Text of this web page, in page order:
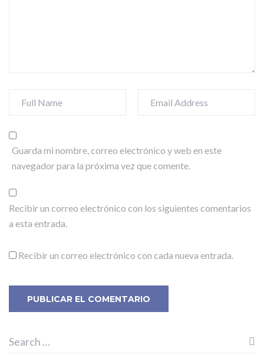
Guarda mi nombre, correo electrónico y web en este
navegador para la próxima vez que comente.
Recibir un correo electrónico con los siguientes comentarios
a esta entrada.
Recibir un correo electrónico con cada nueva entrada.